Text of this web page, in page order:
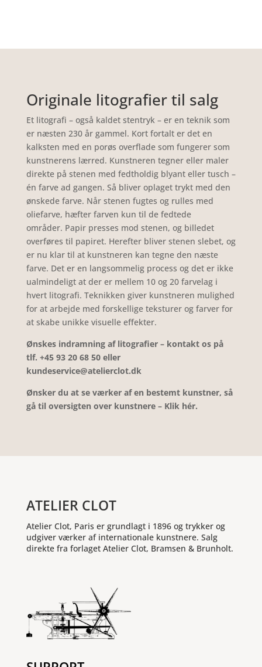
Originale litografier til salg
Et litografi – også kaldet stentryk – er en teknik som
er næsten 230 år gammel. Kort fortalt er det en
kalksten med en porøs overfladesom fungerer som
kunstnerens lærred. Kunstneren tegner eller maler
direkte på stenen med fedtholdig blyant eller tusch –
én farve ad gangen. Så bliver oplaget trykt med den
ønskede farve. Når stenen fugtes og rulles med
oliefarve, hæfter farven kun til de fedtede
områder. Papir presses mod stenen, og billedet
overføres til papiret. Herefter bliver stenen slebet, og
er nu klar til at kunstneren kan tegne den næste
farve. Det er en langsommelig process og det er ikke
ualmindeligt at der er mellem 10 og 20 farvelag i
hvert litografi. Teknikken giver kunstneren mulighed
for at arbejde med forskellige teksturer og farver for
at skabe unikke visuelle effekter.
Ønskes indramning af litografier – kontakt os på
tlf. +45 93 20 68 50 eller
kundeservice@atelierclot.dk
Ønsker du at se værker af en bestemt kunstner, så
gå til oversigten over kunstnere – Klik hér.
ATELIER CLOT
Atelier Clot, Paris er grundlagt i 1896 og trykker og
udgiver værker af internationale kunstnere. Salg
direkte fra forlaget Atelier Clot, Bramsen & Brunholt.